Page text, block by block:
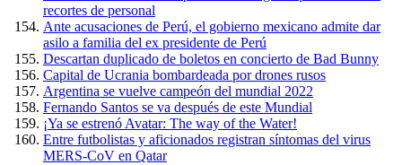
recortes de personal
Ante acusaciones de Perú, el gobierno mexicano admite dar
asilo a familia del ex presidente de Perú
Descartan duplicado de boletos en concierto de Bad Bunny
Capital de Ucrania bombardeada por drones rusos
Argentina se vuelve campeón del mundial 2022
Fernando Santos se va después de este Mundial
¡Ya se estrenó Avatar: The way of the Water!
Entre futbolistas y aficionados registran síntomas del virus
MERS-CoV en Qatar